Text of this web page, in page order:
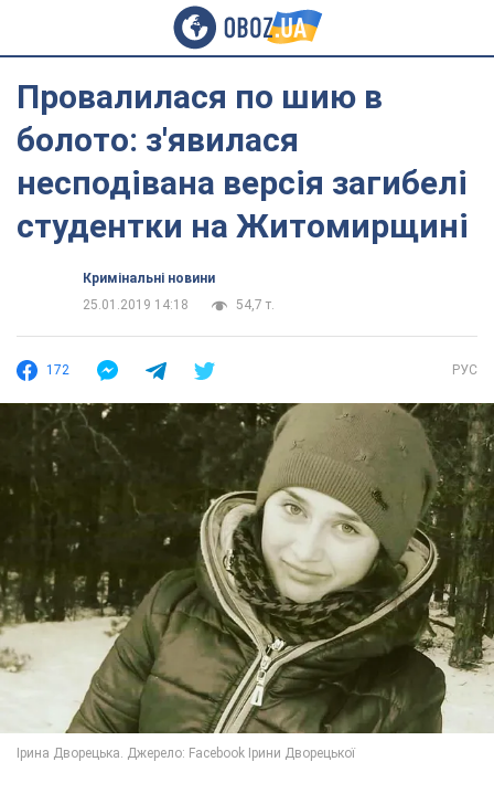
Провалилася по шию в
болото: з'явилася
несподівана версія загибелі
студентки на Житомирщині
Кримінальні новини
25.01.2019 14:18
54,7 т.
172 РУС